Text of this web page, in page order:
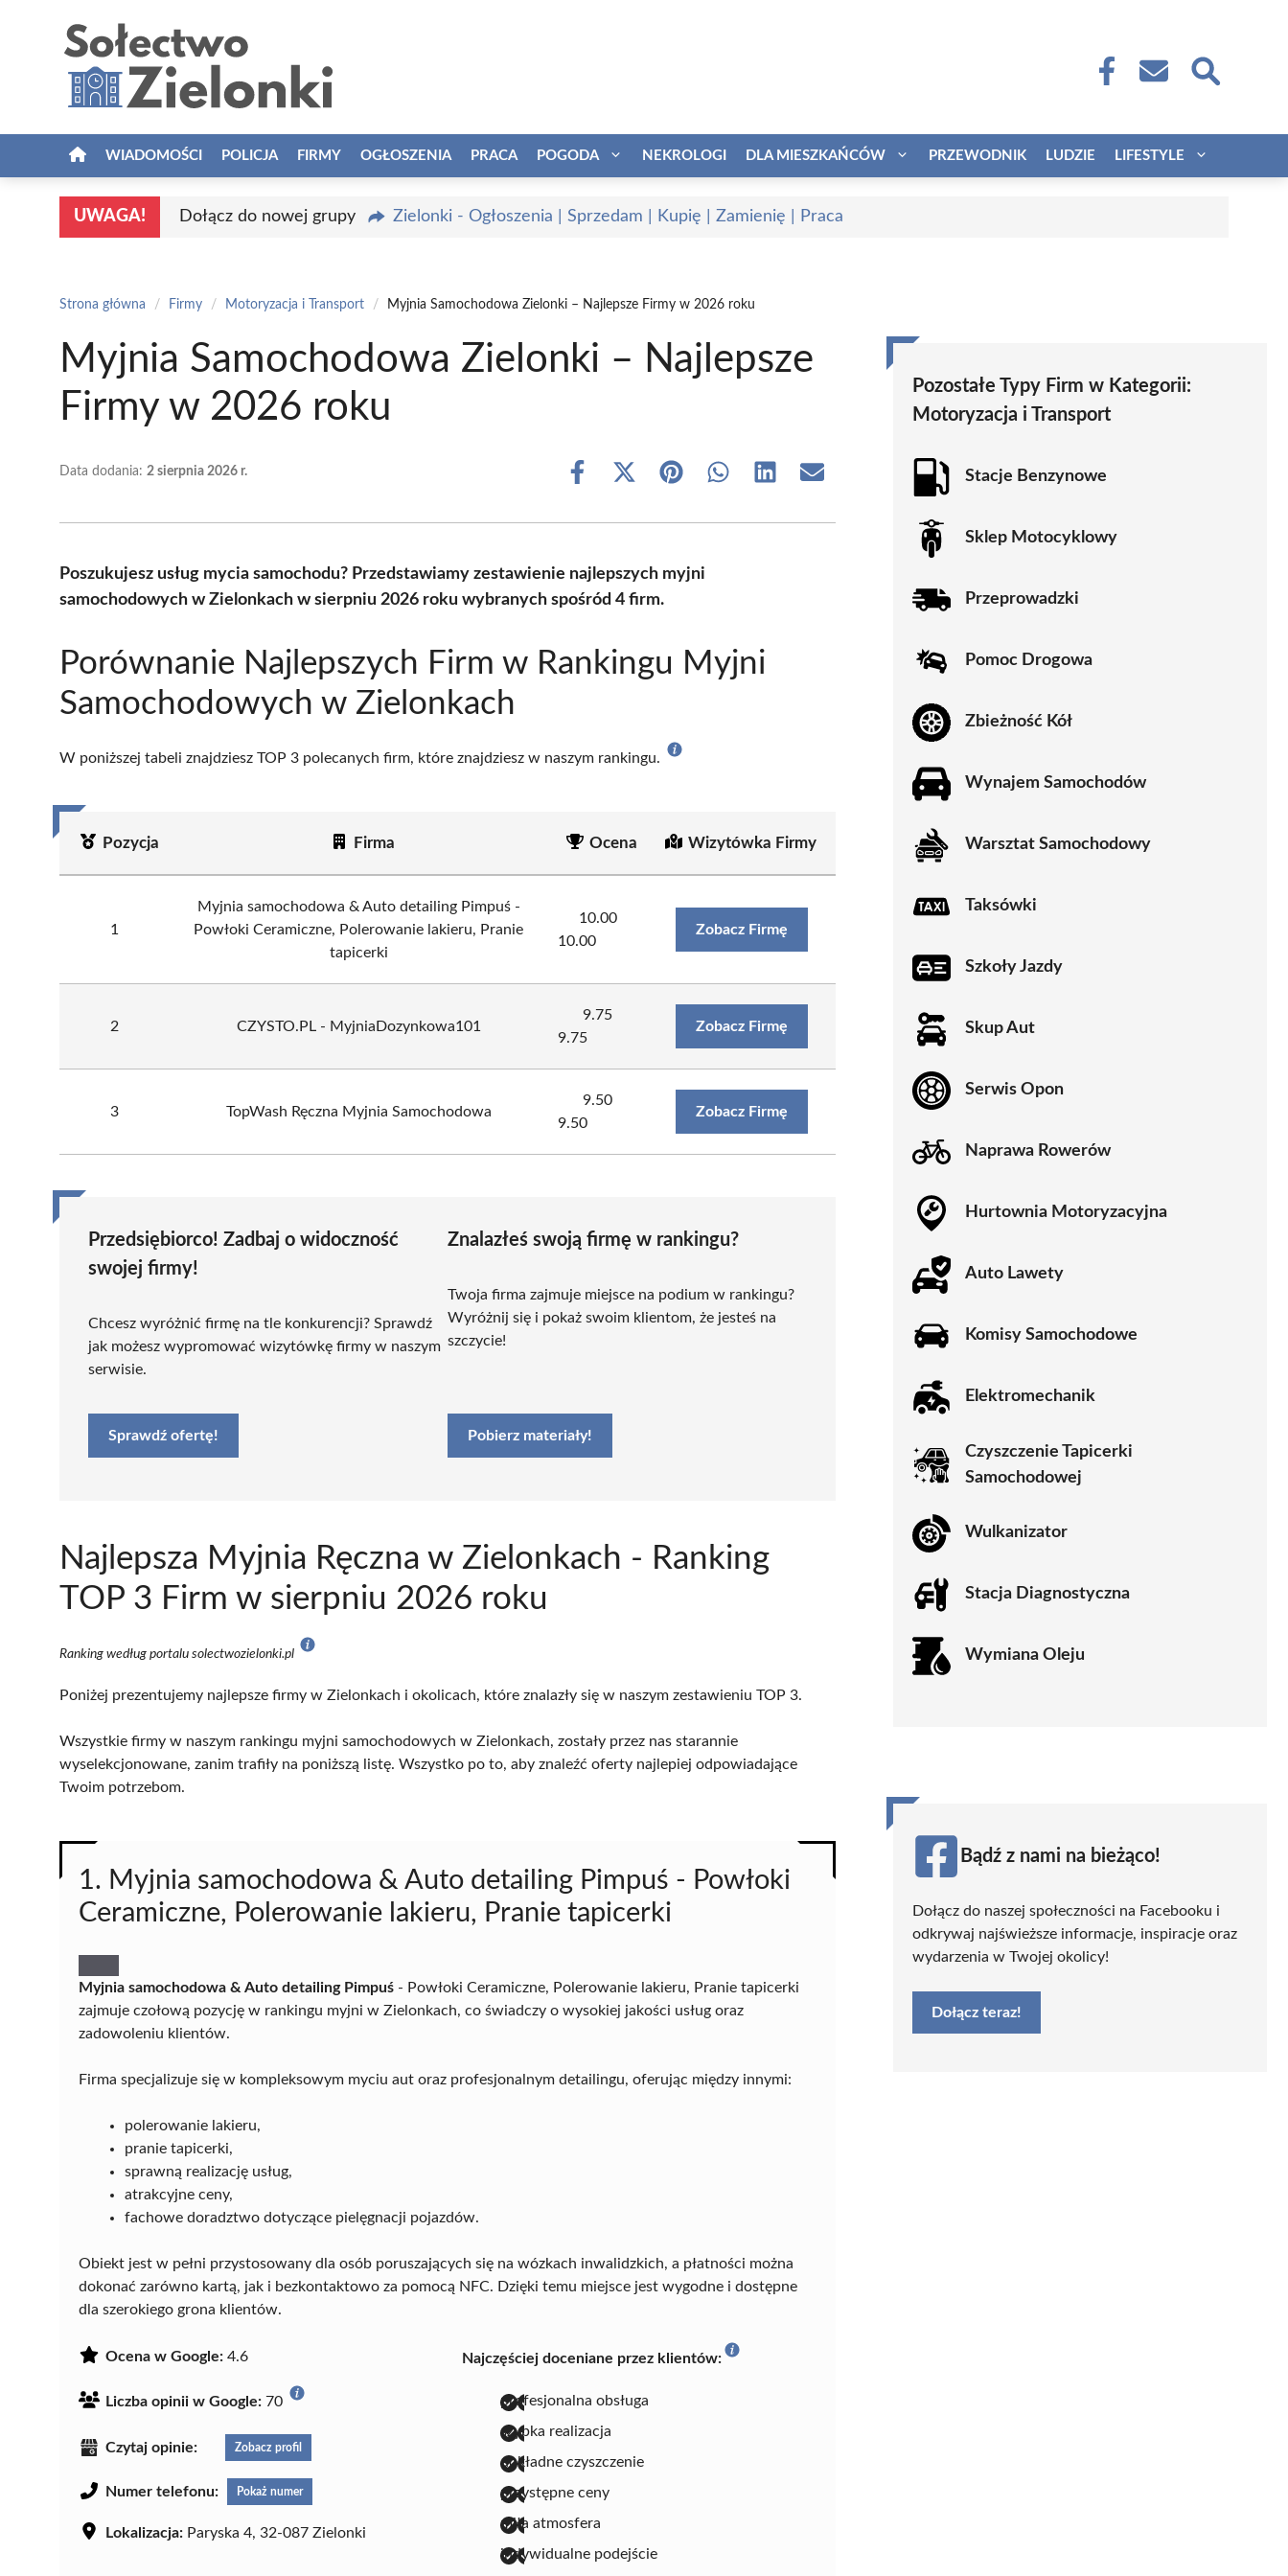
WIADOMOŚCI POLICJA FIRMY OGŁOSZENIA PRACA POGODA NEKROLOGI DLA MIESZKAŃCÓW PRZEWODNIK LUDZIE LIFESTYLE
UWAGA! Dołącz do nowej grupy Zielonki - Ogłoszenia | Sprzedam | Kupię | Zamienię | Praca
Strona główna / Firmy / Motoryzacja i Transport / Myjnia Samochodowa Zielonki – Najlepsze Firmy w 2026 roku
Myjnia Samochodowa Zielonki – Najlepsze
Firmy w 2026 roku
Data dodania: 2 sierpnia 2026 r.
Share
Share
(Twitter)
Share Share Share Share
Poszukujesz usług mycia samochodu? Przedstawiamy zestawienie najlepszych myjni
samochodowych w Zielonkach w sierpniu 2026 roku wybranych spośród 4 firm.
Porównanie Najlepszych Firm w Rankingu Myjni
Samochodowych w Zielonkach
W poniższej tabeli znajdziesz TOP 3 polecanych firm, które znajdziesz w naszym rankingu.
Pozycja Firma Ocena Wizytówka Firmy
1
Myjnia samochodowa & Auto detailing Pimpuś -
Powłoki Ceramiczne, Polerowanie lakieru, Pranie
tapicerki
10.00
10.00
Zobacz Firmę
2 CZYSTO.PL - MyjniaDozynkowa101
9.75
9.75
Zobacz Firmę
3 TopWash Ręczna Myjnia Samochodowa
9.50
9.50
Zobacz Firmę
Przedsiębiorco! Zadbaj o widoczność
swojej firmy!
Chcesz wyróżnić firmę na tle konkurencji? Sprawdź
jak możesz wypromować wizytówkę firmy w naszym
serwisie.
Sprawdź ofertę!
Znalazłeś swoją firmę w rankingu?
Twoja firma zajmuje miejsce na podium w rankingu?
Wyróżnij się i pokaż swoim klientom, że jesteś na
szczycie!
Pobierz materiały!
Najlepsza Myjnia Ręczna w Zielonkach - Ranking
TOP 3 Firm w sierpniu 2026 roku
Ranking według portalu solectwozielonki.pl
Poniżej prezentujemy najlepsze firmy w Zielonkach i okolicach, które znalazły się w naszym zestawieniu TOP 3.
Wszystkie firmy w naszym rankingu myjni samochodowych w Zielonkach, zostały przez nas starannie
wyselekcjonowane, zanim trafiły na poniższą listę. Wszystko po to, aby znaleźć oferty najlepiej odpowiadające
Twoim potrzebom.
1. Myjnia samochodowa & Auto detailing Pimpuś - Powłoki
Ceramiczne, Polerowanie lakieru, Pranie tapicerki
Myjnia samochodowa & Auto detailing Pimpuś - Powłoki Ceramiczne, Polerowanie lakieru, Pranie tapicerki
zajmuje czołową pozycję w rankingu myjni w Zielonkach, co świadczy o wysokiej jakości usług oraz
zadowoleniu klientów.
Firma specjalizuje się w kompleksowym myciu aut oraz profesjonalnym detailingu, oferując między innymi:
polerowanie lakieru,
pranie tapicerki,
sprawną realizację usług,
atrakcyjne ceny,
fachowe doradztwo dotyczące pielęgnacji pojazdów.
Obiekt jest w pełni przystosowany dla osób poruszających się na wózkach inwalidzkich, a płatności można
dokonać zarówno kartą, jak i bezkontaktowo za pomocą NFC. Dzięki temu miejsce jest wygodne i dostępne
dla szerokiego grona klientów.
Ocena w Google: 4.6
Liczba opinii w Google: 70
Czytaj opinie: Zobacz profil
Numer telefonu: Pokaż numer
Lokalizacja: Paryska 4, 32-087 Zielonki
Najczęściej doceniane przez klientów:
profesjonalna obsługa
szybka realizacja
dokładne czyszczenie
przystępne ceny
miła atmosfera
indywidualne podejście
Pozostałe Typy Firm w Kategorii:
Motoryzacja i Transport
Stacje Benzynowe
Sklep Motocyklowy
Przeprowadzki
Pomoc Drogowa
Zbieżność Kół
Wynajem Samochodów
Warsztat Samochodowy
Taksówki
Szkoły Jazdy
Skup Aut
Serwis Opon
Naprawa Rowerów
Hurtownia Motoryzacyjna
Auto Lawety
Komisy Samochodowe
Elektromechanik
Czyszczenie Tapicerki
Samochodowej
Wulkanizator
Stacja Diagnostyczna
Wymiana Oleju
Bądź z nami na bieżąco!
Dołącz do naszej społeczności na Facebooku i
odkrywaj najświeższe informacje, inspiracje oraz
wydarzenia w Twojej okolicy!
Dołącz teraz!